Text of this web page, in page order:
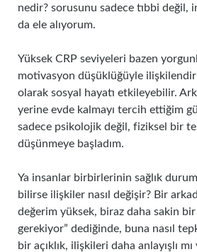
nedir? sorusunu sadece tıbbi değil,
da ele alıyorum.
Yüksek CRP seviyeleri bazen
motivasyon düşüklüğüyle
olarak sosyal hayatı etkileyebilir.
yerine evde kalmayı tercih ettiğim
sadece psikolojik değil, fiziksel bir
düşünmeye başladım.
Ya insanlar birbirlerinin sağlık
bilirse ilişkiler nasıl değişir? Bir
değerim yüksek, biraz daha sakin
gerekiyor” dediğinde, buna nasıl
bir açıklık, ilişkileri daha anlayışlı